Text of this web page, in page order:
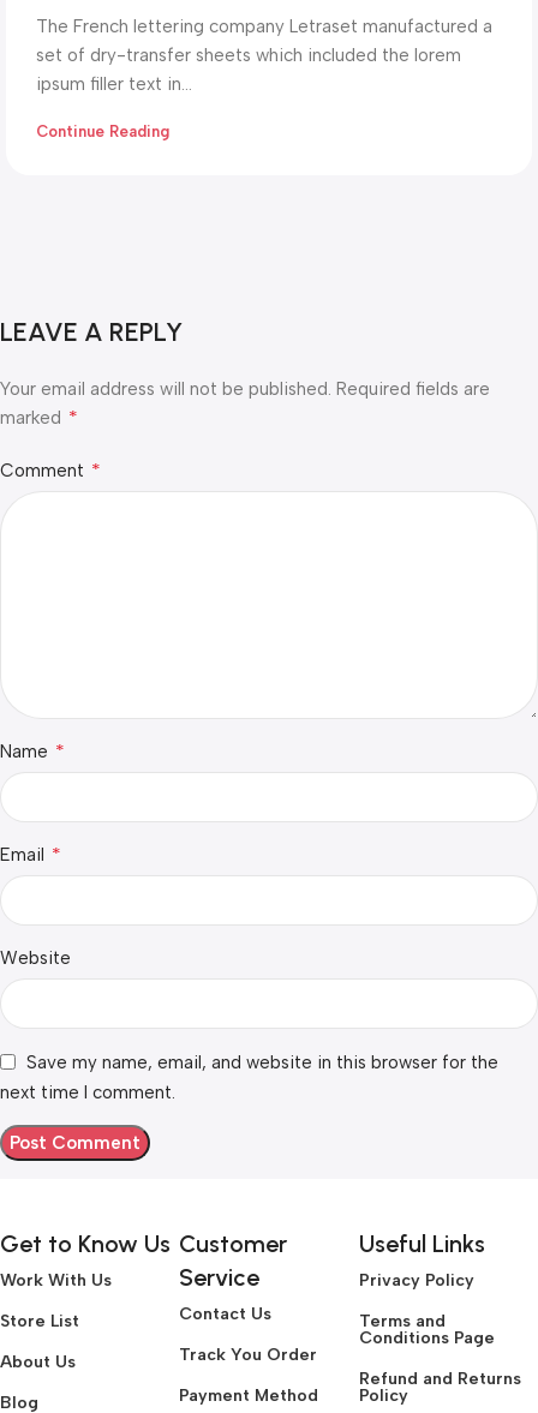
The French lettering company Letraset manufactured a
set of dry-transfer sheets which included the lorem
ipsum filler text in...
Continue Reading
LEAVE A REPLY
Your email address will not be published. Required fields are
marked *
Comment *
Name *
Email *
Website
Save my name, email, and website in this browser for the
next time I comment.
Get to Know Us
Work With Us
Store List
About Us
Blog
Customer
Service
Contact Us
Track You Order
Payment Method
Useful Links
Privacy Policy
Terms and
Conditions Page
Refund and Returns
Policy